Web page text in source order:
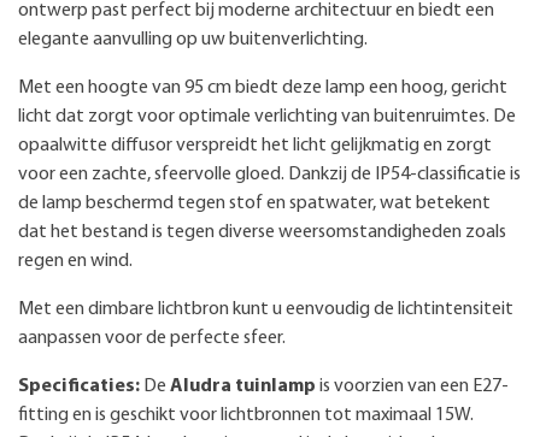
ontwerp past perfect bij moderne architectuur en biedt een
elegante aanvulling op uw buitenverlichting.
Met een hoogte van 95 cm biedt deze lamp een hoog, gericht
licht dat zorgt voor optimale verlichting van buitenruimtes. De
opaalwitte diffusor verspreidt het licht gelijkmatig en zorgt
voor een zachte, sfeervolle gloed. Dankzij de IP54-classificatie is
de lamp beschermd tegen stof en spatwater, wat betekent
dat het bestand is tegen diverse weersomstandigheden zoals
regen en wind.
Met een dimbare lichtbron kunt u eenvoudig de lichtintensiteit
aanpassen voor de perfecte sfeer.
Specificaties: De Aludra tuinlamp is voorzien van een E27-
fitting en is geschikt voor lichtbronnen tot maximaal 15W.